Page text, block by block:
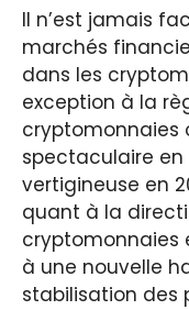
Il n’est jamais
marchés
dans les
exception à la
cryptomonnaies
spectaculaire en
vertigineuse en
quant à la
cryptomonnaies
à une nouvelle
stabilisation des